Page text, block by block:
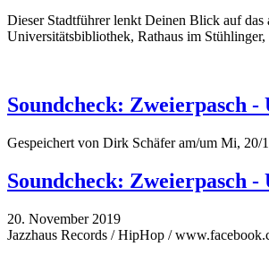
Dieser Stadtführer lenkt Deinen Blick auf
Universitätsbibliothek, Rathaus im
Soundcheck: Zweierpasch
Gespeichert von Dirk Schäferam/um Mi, 20/
Soundcheck: Zweierpasch
20. November 2019
Jazzhaus Records / HipHop /